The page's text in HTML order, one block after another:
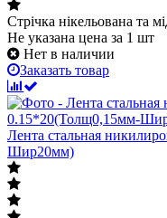
Стрічка нікельована та
Не указана цена за 1 шт
Нет в наличии
Заказать товар
Лента стальная
Шир20мм)